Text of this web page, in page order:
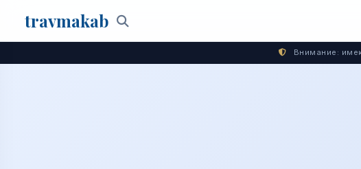
travmakab Поиск
Внимание: